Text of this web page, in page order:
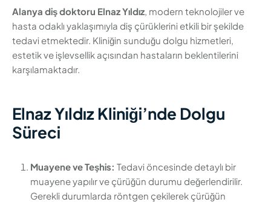
Alanya diş doktoru Elnaz Yıldız , modern teknolojiler ve
hasta odaklı yaklaşımıyla diş çürüklerini etkili bir şekilde
tedavi etmektedir. Kliniğin sunduğu dolgu hizmetleri,
estetik ve işlevsellik açısından hastaların beklentilerini
karşılamaktadır.
Elnaz Yıldız Kliniği’nde Dolgu
Süreci
Muayene ve Teşhis: Tedavi öncesinde detaylı bir
muayene yapılır ve çürüğün durumu değerlendirilir.
Gerekli durumlarda röntgen çekilerek çürüğün